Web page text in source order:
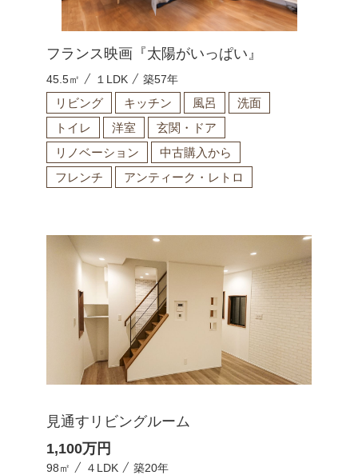
フランス映画『太陽がいっぱい』
45.5㎡ １LDK 築57年
リビング キッチン 風呂
洗面
トイレ
洋室
玄関・ドア
リノベーション
中古購入から
フレンチ
アンティーク・レトロ
見通すリビングルーム
1,100万円
98㎡ ４LDK 築20年